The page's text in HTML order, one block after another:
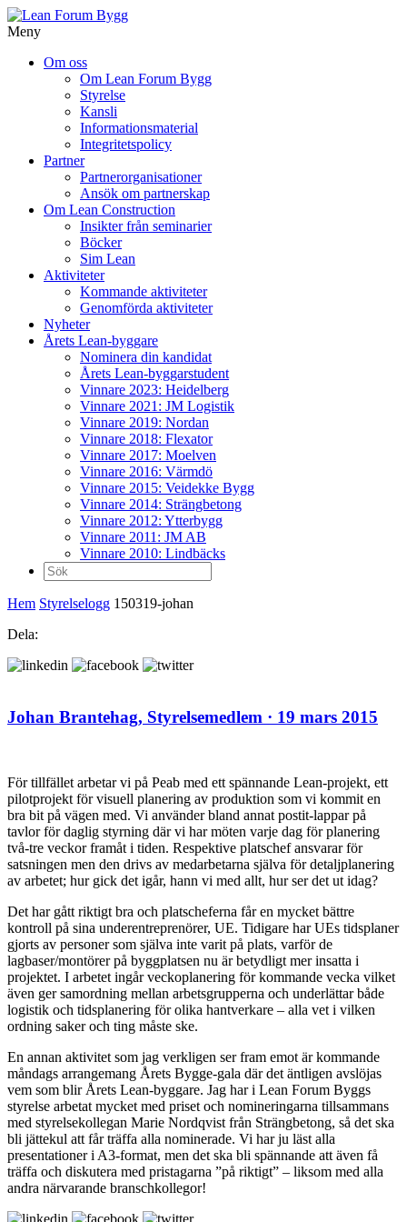
Meny
Om oss
Om Lean Forum Bygg
Styrelse
Kansli
Informationsmaterial
Integritetspolicy
Partner
Partnerorganisationer
Ansök om partnerskap
Om Lean Construction
Insikter från seminarier
Böcker
Sim Lean
Aktiviteter
Kommande aktiviteter
Genomförda aktiviteter
Nyheter
Årets Lean-byggare
Nominera din kandidat
Årets Lean-byggarstudent
Vinnare 2023: Heidelberg
Vinnare 2021: JM Logistik
Vinnare 2019: Nordan
Vinnare 2018: Flexator
Vinnare 2017: Moelven
Vinnare 2016: Värmdö
Vinnare 2015: Veidekke Bygg
Vinnare 2014: Strängbetong
Vinnare 2012: Ytterbygg
Vinnare 2011: JM AB
Vinnare 2010: Lindbäcks
Sök
efter:
Hem Styrelselogg 150319-johan
Dela:
Johan Brantehag, Styrelsemedlem · 19 mars 2015
För tillfället arbetar vi på Peab med ett spännande Lean-projekt, ett
pilotprojekt för visuell planering av produktion som vi kommit en
bra bit på vägen med. Vi använder bland annat postit-lappar på
tavlor för daglig styrning där vi har möten varje dag för planering
två-tre veckor framåt i tiden. Respektive platschef ansvarar för
satsningen men den drivs av medarbetarna själva för detaljplanering
av arbetet; hur gick det igår, hann vi med allt, hur ser det ut idag?
Det har gått riktigt bra och platscheferna får en mycket bättre
kontroll på sina underentreprenörer, UE. Tidigare har UEs tidsplaner
gjorts av personer som själva inte varit på plats, varför de
lagbaser/montörer på byggplatsen nu är betydligt mer insatta i
projektet. I arbetet ingår veckoplanering för kommande vecka vilket
även ger samordning mellan arbetsgrupperna och underlättar både
logistik och tidsplanering för olika hantverkare – alla vet i vilken
ordning saker och ting måste ske.
En annan aktivitet som jag verkligen ser fram emot är kommande
måndags arrangemang Årets Bygge-gala där det äntligen avslöjas
vem som blir Årets Lean-byggare. Jag har i Lean Forum Byggs
styrelse arbetat mycket med priset och nomineringarna tillsammans
med styrelsekollegan Marie Nordqvist från Strängbetong, så det ska
bli jättekul att får träffa alla nominerade. Vi har ju läst alla
presentationer i A3-format, men det ska bli spännande att även få
träffa och diskutera med pristagarna ”på riktigt” – liksom med alla
andra närvarande branschkollegor!